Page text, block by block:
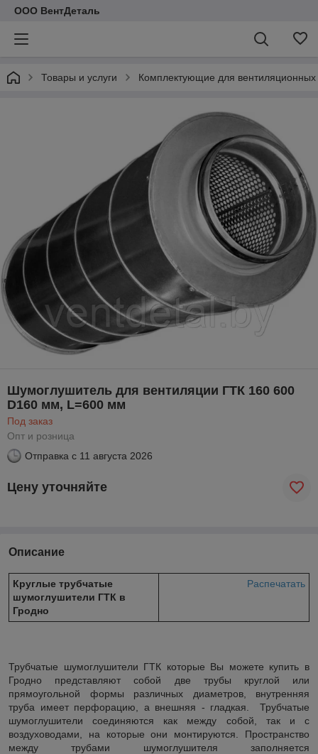
ООО ВентДеталь
Товары и услуги Комплектующие для вентиляционных
Шумоглушитель для вентиляции ГТК 160 600
D160 мм, L=600 мм
Под заказ
Опт и розница
Отправка с 11 августа 2026
Цену уточняйте
Описание
Круглые трубчатые
шумоглушители ГТК в
Гродно
Распечатать
Трубчатые шумоглушители ГТК которые Вы можете купить в
Гродно представляют собой две трубы круглой или
прямоугольной формы различных диаметров, внутренняя
труба имеет перфорацию, а внешняя - гладкая. Трубчатые
шумоглушители соединяются как между собой, так и с
воздуховодами, на которые они монтируются. Пространство
между трубами шумоглушителя заполняется